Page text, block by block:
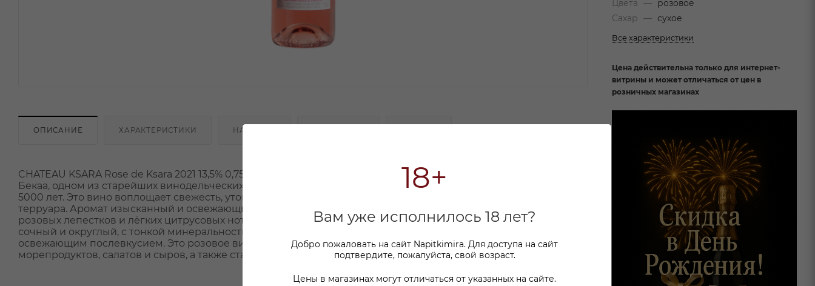
18+
Вам уже исполнилось 18 лет?
Добро пожаловать на сайт Napitkimira. Для доступа на сайт
подтвердите, пожалуйста, свой возраст.
Цены в магазинах могут отличаться от указанных на сайте.
ОПИСАНИЕ ХАРАКТЕРИСТИКИ НАЛИЧИЕ
CHATEAU KSARA Rose de Ksara 2021 13,5% 0,75 л – элегантное розовое сухое вино, созданное в сердце долины
Бекаа, одном из старейших винодельческих регионов мира, где традиции производства насчитывают более
5000 лет. Это вино воплощает свежесть, утончённость и яркость вкуса, отражая уникальный характер
терруара. Аромат изысканный и освежающий, раскрывается оттенками красных ягод, спелой клубники,
розовых лепестков и лёгких цитрусовых нот, создавая гармоничный и нежный букет. Вкус сбалансированный,
сочный и округлый, с тонкой минеральностью и приятной кислотностью, завершающийся долгим,
освежающим послевкусием. Это розовое вино идеально подойдёт для лёгких закусок, блюд из
морепродуктов, салатов и сыров, а также станет прекрасным выбором для летнего ужина или аперитива.
Цвета
—
розовое
Сахар
— сухое
Все характеристики
Цена действительна только для интернет-
витрины и может отличаться от цен в
розничных магазинах